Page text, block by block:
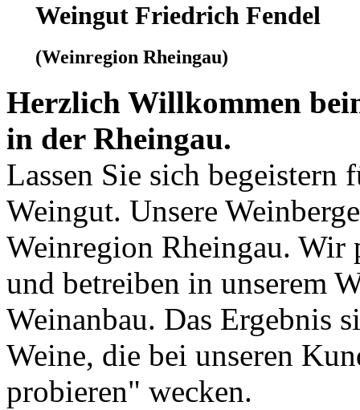
Weingut Friedrich Fendel
(Weinregion Rheingau)
Herzlich Willkommen
in der Rheingau.
Lassen Sie sich begeistern
Weingut. Unsere
Weinregion Rheingau. Wir
und betreiben in unserem
Weinanbau. Das Ergebnis
Weine, die bei unseren
probieren" wecken.